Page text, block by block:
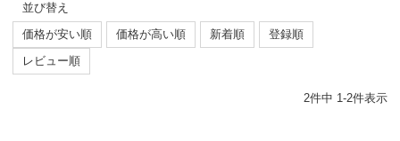
並び替え
価格が安い順
価格が高い順 新着順
登録順
レビュー順
2件中 1-2件表示